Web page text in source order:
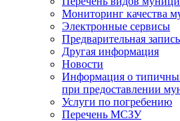
Мониторинг качества
Электронные сервисы
Предварительная запись
Другая информация
Новости
Информация о
при предоставлении
Услуги по погребению
Перечень МСЗУ